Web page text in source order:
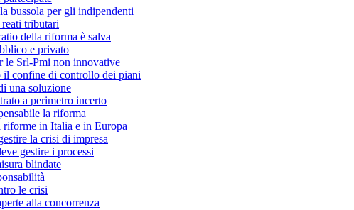
bussola per gli indipendenti
tributari
della riforma è salva
e privato
le Srl-Pmi non innovative
il confine di controllo dei piani
una soluzione
a perimetro incerto
la riforma
riforme in Italia e in Europa
la crisi di impresa
gestire i processi
blindate
le crisi
alla concorrenza